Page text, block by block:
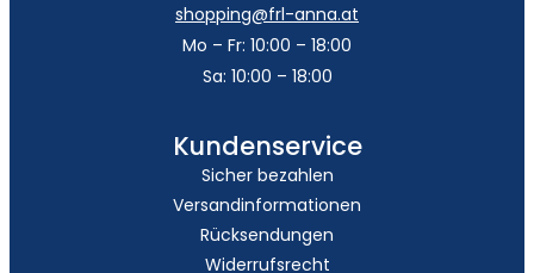
shopping@frl-anna.at
Mo – Fr: 10:00 – 18:00
Sa: 10:00 – 18:00
Kundenservice
Sicher bezahlen
Versandinformationen
Rücksendungen
Widerrufsrecht